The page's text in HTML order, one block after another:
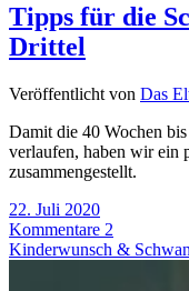
Tipps für die
Drittel
Veröffentlicht von Das
Damit die 40 Wochen
verlaufen, haben wir ein
zusammengestellt.
22. Juli 2020
Kommentare 2
Kinderwunsch &